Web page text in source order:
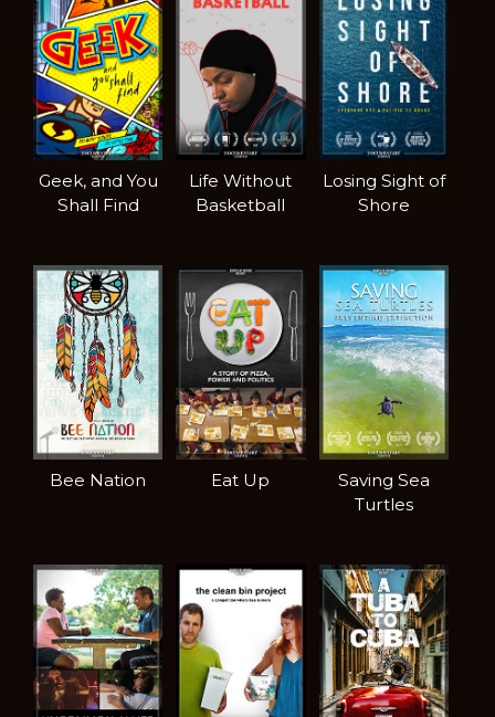
Geek, and You
Shall Find
Life Without
Basketball
Losing Sight of
Shore
Bee Nation Eat Up
Saving Sea
Turtles